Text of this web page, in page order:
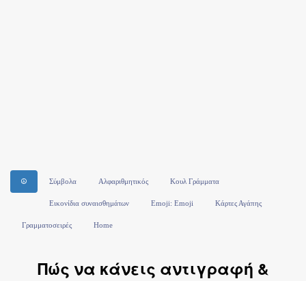
☮ Σύμβολα Αλφαριθμητικός Κουλ Γράμματα
Εικονίδια συναισθημάτων Emoji: Emoji Κάρτες Αγάπης
Γραμματοσειρές Home
Πώς να κάνεις αντιγραφή &